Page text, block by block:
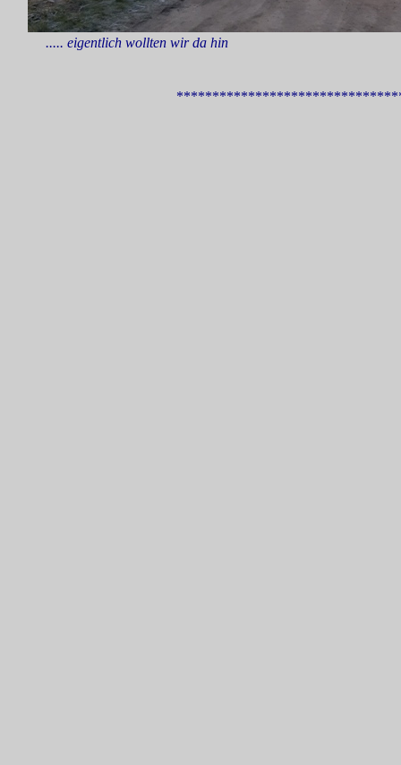
..... eigentlich wollten wir da hin